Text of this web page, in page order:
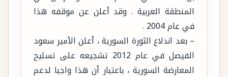
المنطقة العربية . وقد أعلن عن موقفه هذا
في عام 2004 .
– بعد اندلاع الثورة السورية ، أعلن الأمير سعود
الفيصل في عام 2012 تشجيعه على تسليح
المعارضة السورية ، باعتبار أن هذا واجبا لدعم